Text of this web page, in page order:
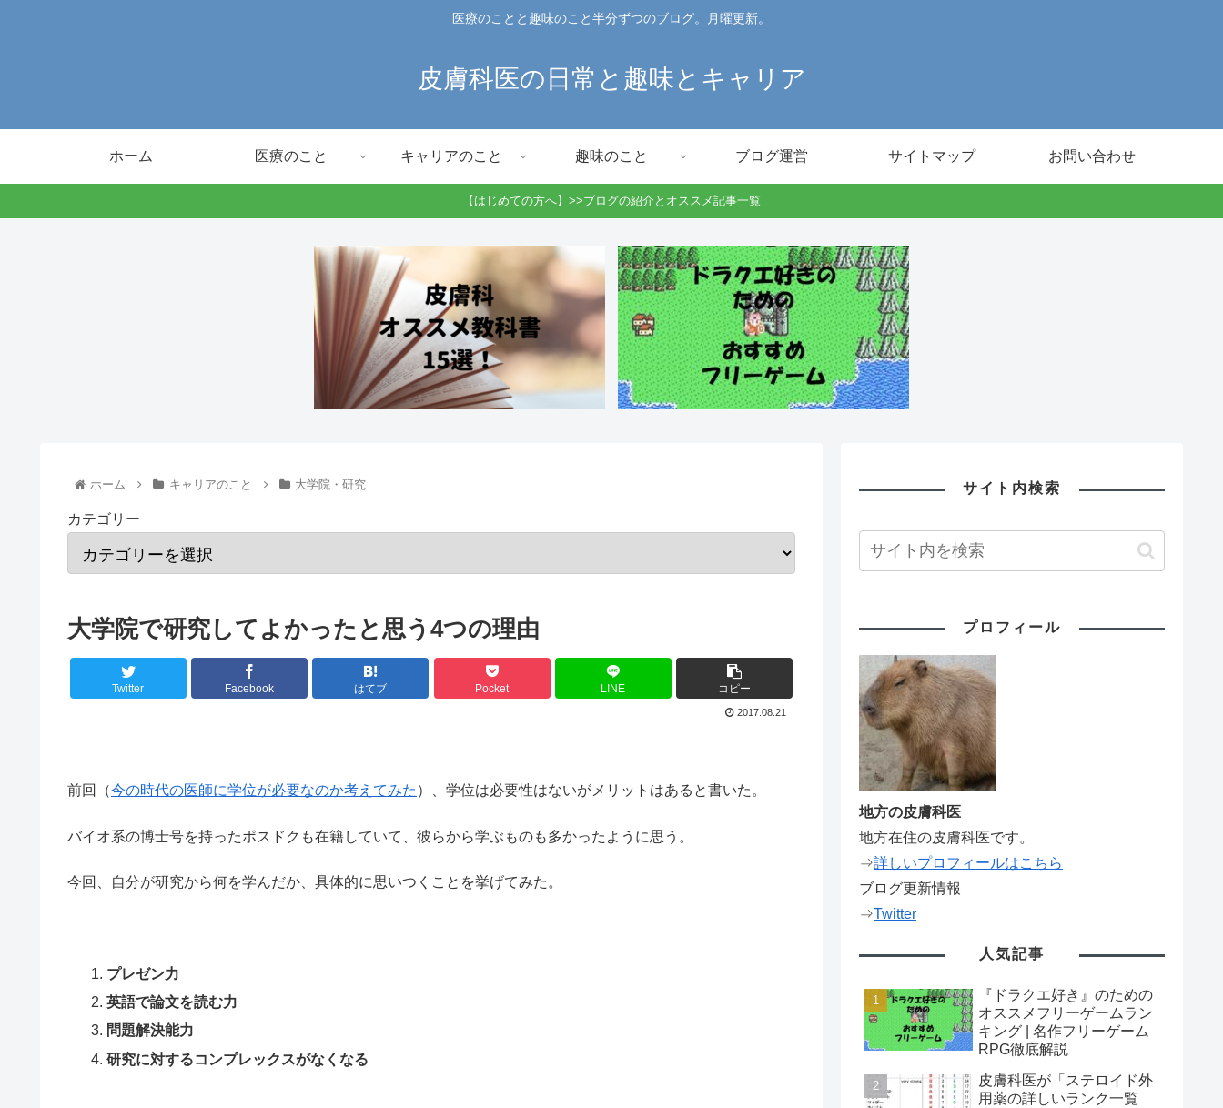
医療のことと趣味のこと半分ずつのブログ。月曜更新。
皮膚科医の日常と趣味とキャリア
ホーム 医療のこと キャリアのこと 趣味のこと ブログ運営 サイトマップ お問い合わせ
【はじめての方へ】>>ブログの紹介とオススメ記事一覧
ホーム キャリアのこと 大学院・研究
カテゴリー
大学院で研究してよかったと思う4つの理由
Twitter Facebook はてブ Pocket LINE コピー
2017.08.21
前回（今の時代の医師に学位が必要なのか考えてみた ）、学位は必要性はないがメリットはあると書いた。
バイオ系の博士号を持ったポスドクも在籍していて、彼らから学ぶものも多かったように思う。
今回、自分が研究から何を学んだか、具体的に思いつくことを挙げてみた。
プレゼン力
英語で論文を読む力
問題解決能力
研究に対するコンプレックスがなくなる
サイト内検索
プロフィール
地方の皮膚科医
地方在住の皮膚科医です。
⇒詳しいプロフィールはこちら
ブログ更新情報
⇒Twitter
人気記事
『ドラクエ好き』のための
オススメフリーゲームラン
キング | 名作フリーゲーム
RPG徹底解説
皮膚科医が「ステロイド外
用薬の詳しいランク一覧